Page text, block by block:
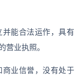
并能合法运作，具有
营业执照。
商业信誉，没有处于